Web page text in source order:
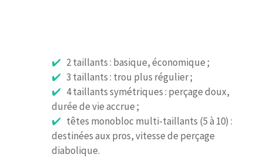
2 taillants : basique, économique ;
3 taillants : trou plus régulier ;
4 taillants symétriques : perçage doux,
durée de vie accrue ;
têtes monobloc multi-taillants (5 à 10) :
destinées aux pros, vitesse de perçage
diabolique.